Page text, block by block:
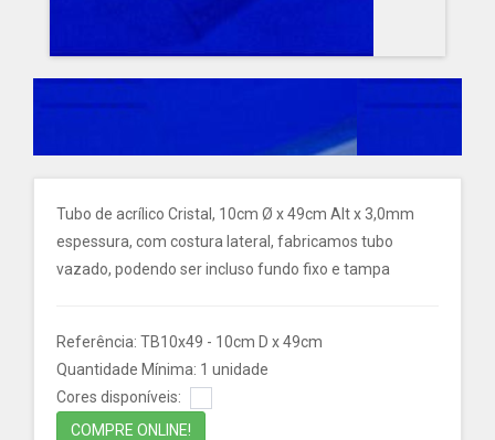
Tubo de acrílico Cristal, 10cm Ø x 49cm Alt x 3,0mm
espessura, com costura lateral, fabricamos tubo
vazado, podendo ser incluso fundo fixo e tampa
Referência: TB10x49 - 10cm D x 49cm
Quantidade Mínima: 1 unidade
Cores disponíveis:
COMPRE ONLINE!